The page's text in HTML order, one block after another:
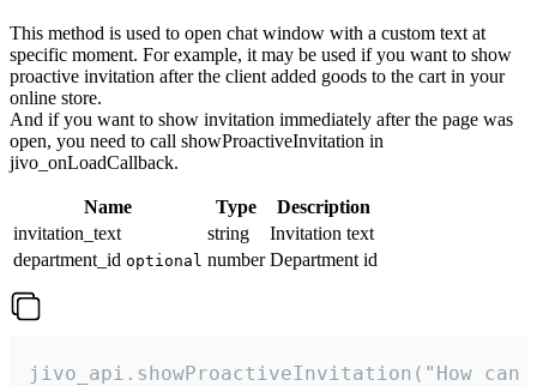
This method is used to open chat window with a custom text at
specific moment. For example, it may be used if you want to show
proactive invitation after the client added goods to the cart in your
online store.
And if you want to show invitation immediately after the page was
open, you need to call showProactiveInvitation in
jivo_onLoadCallback.
Name Type
Description
invitation_text
string
Invitation text
department_id optional number Department id
jivo_api.showProactiveInvitation("How